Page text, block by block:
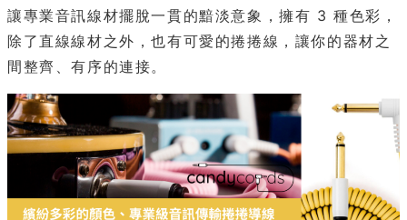
讓專業音訊線材擺脫一貫的黯淡意象，擁有 3 種色彩，
除了直線線材之外，也有可愛的捲捲線，讓你的器材之
間整齊、有序的連接。